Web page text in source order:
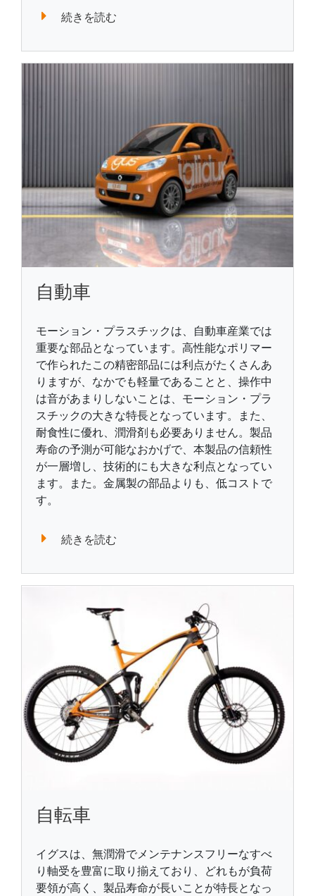
続きを読む
自動車
モーション・プラスチックは、自動車産業では
重要な部品となっています。高性能なポリマー
で作られたこの精密部品には利点がたくさんあ
りますが、なかでも軽量であることと、操作中
は音があまりしないことは、モーション・プラ
スチックの大きな特長となっています。また、
耐食性に優れ、潤滑剤も必要ありません。製品
寿命の予測が可能なおかげで、本製品の信頼性
が一層増し、技術的にも大きな利点となってい
ます。また。金属製の部品よりも、低コストで
す。
続きを読む
自転車
イグスは、無潤滑でメンテナンスフリーなすべ
り軸受を豊富に取り揃えており、どれもが負荷
要領が高く、製品寿命が長いことが特長となっ